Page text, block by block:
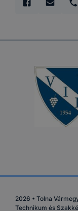
2026 • Tolna
Technikum és